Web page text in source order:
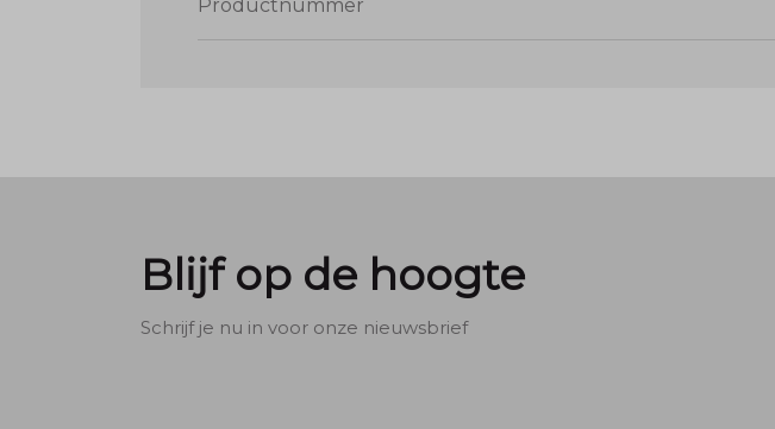
Productnummer
Blijf op de hoogte
Schrijf je nu in voor onze nieuwsbrief